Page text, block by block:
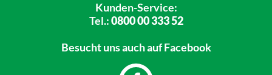
Kunden-Service:
Tel.:0800 00 333 52
Besucht unsauch auf Facebook